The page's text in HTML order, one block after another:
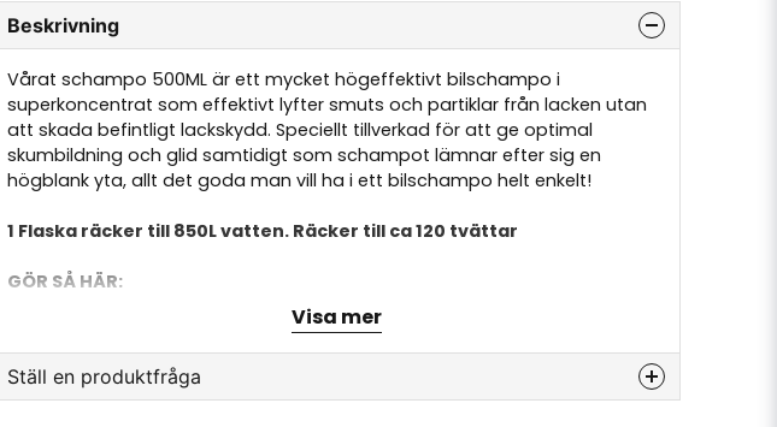
Beskrivning
Vårat schampo 500ML är ett mycket högeffektivt bilschampo i
superkoncentrat som effektivt lyfter smuts och partiklar från lacken utan
att skada befintligt lackskydd. Speciellt tillverkad för att ge optimal
skumbildning och glid samtidigt som schampot lämnar efter sig en
högblank yta, allt det goda man vill ha i ett bilschampo helt enkelt!
1 Flaska räcker till 850L vatten. Räcker till ca 120 tvättar
GÖR SÅ HÄR:
1. Häll i 15ml (ungefär en kork) i valfri hink med varmt vatten.
2. Aktivera schampot med högtrycktvätt i hinken,
Visa mer
Ställ en produktfråga